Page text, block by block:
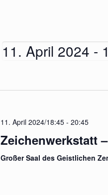
11. April 2024 -
11. April 2024/18:45 -20:45
Zeichenwerkstatt
Großer Saal des Geistlichen